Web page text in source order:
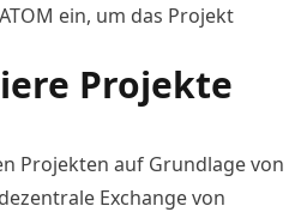
ein, um das Projekt
Projekte
Projekten auf Grundlage von
Exchange von